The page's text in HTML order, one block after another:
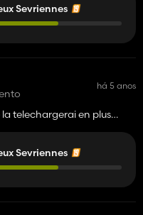
Sevriennes
há 5 anos
telechargerai en plus
Sevriennes